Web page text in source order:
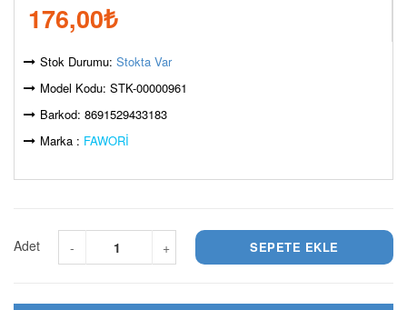
176,00₺
Stok Durumu: Stokta Var
Model Kodu: STK-00000961
Barkod: 8691529433183
Marka : FAWORİ
Adet +
-